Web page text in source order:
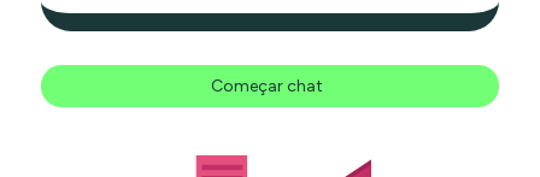
Começar chat